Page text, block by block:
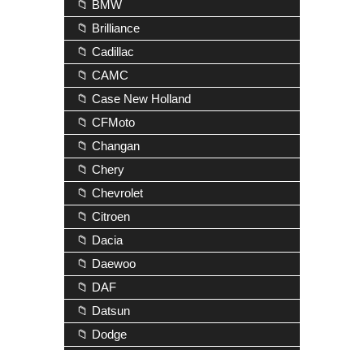
📁 BMW
📁 Brilliance
📁 Cadillac
📁 CAMC
📁 Case New Holland
📁 CFMoto
📁 Changan
📁 Chery
📁 Chevrolet
📁 Citroen
📁 Dacia
📁 Daewoo
📁 DAF
📁 Datsun
📁 Dodge